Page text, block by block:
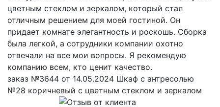
цветным стеклом и зеркалом, который стал
отличным решением для моей гостиной. Он
придает комнате элегантность и роскошь. Сборка
была легкой, а сотрудники компании охотно
отвечали на все мои вопросы. Я рекомендую
компанию всем, кто ценит качество.
заказ №3644 от 14.05.2024 Шкаф с антресолью
№28 коричневый с цветным стеклом и зеркалом